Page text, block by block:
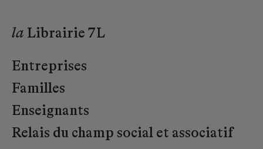
la Librairie 7L
Entreprises
Familles
Enseignants
Relais du champ social et associatif